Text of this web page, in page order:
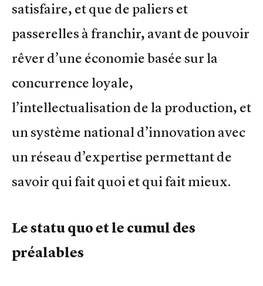
satisfaire, et que de paliers et
passerelles à franchir, avant de pouvoir
rêver d’une économie basée sur la
concurrence loyale,
l’intellectualisation de la production, et
un système national d’innovation avec
un réseau d’expertise permettant de
savoir qui fait quoi et qui fait mieux.
Le statu quo et le cumul des
préalables